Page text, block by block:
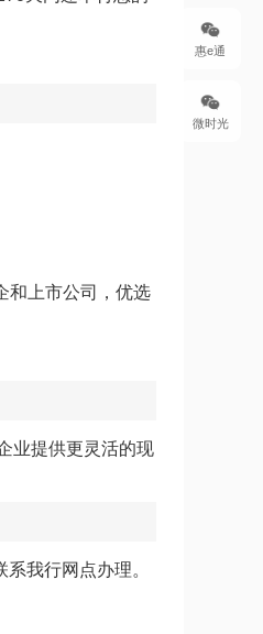
惠e通
微时光
和上市公司，优选
业提供更灵活的现
我行网点办理。